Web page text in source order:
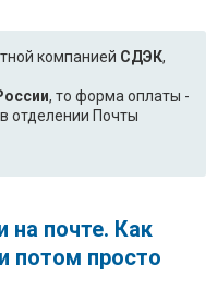
компанией СДЭК,
, то форма оплаты -
отделении Почты
на почте. Как
потом просто